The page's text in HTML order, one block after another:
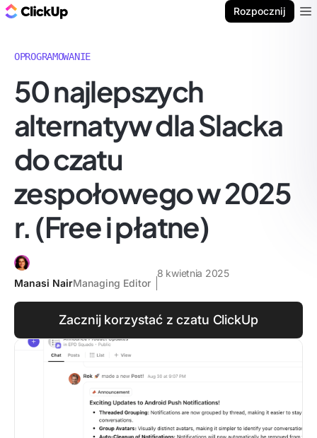
Rozpocznij
OPROGRAMOWANIE
50 najlepszych
alternatyw dla Slacka
do czatu
zespołowego w 2025
r. (Free i płatne)
Manasi NairManaging Editor
8 kwietnia 2025
Zacznij korzystać z czatu ClickUp